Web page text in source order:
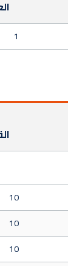
1
10
10
10